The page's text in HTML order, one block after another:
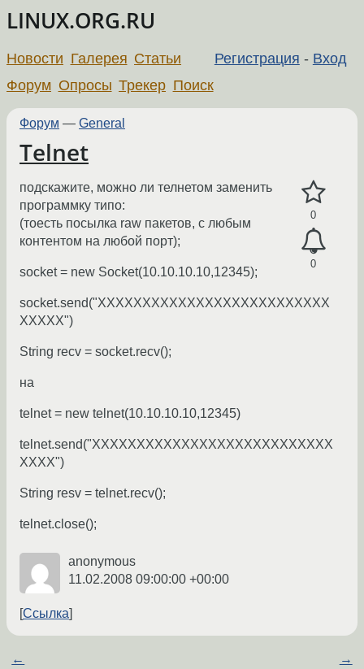
LINUX.ORG.RU
Регистрация - Вход
Новости Галерея Статьи
Форум Опросы Трекер Поиск
Форум — General
Telnet
0
0
подскажите, можно ли телнетом заменить
программку типо:
(тоесть посылка raw пакетов, с любым
контентом на любой порт);
socket = new Socket(10.10.10.10,12345);
socket.send("XXXXXXXXXXXXXXXXXXXXXXXXXX
XXXXX")
String recv = socket.recv();
на
telnet = new telnet(10.10.10.10,12345)
telnet.send("XXXXXXXXXXXXXXXXXXXXXXXXXXX
XXXX")
String resv = telnet.recv();
telnet.close();
anonymous
11.02.2008 09:00:00 +00:00
Ссылка
← →